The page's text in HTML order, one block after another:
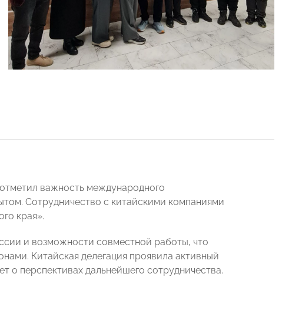
отметил важность международного
Сотрудничество с китайскими компаниями
края».
и возможности совместной работы, что
Китайская делегация проявила активный
перспективах дальнейшего сотрудничества.